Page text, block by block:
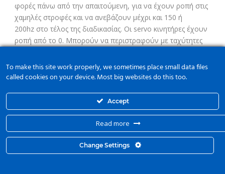
φορές πάνω από την απαιτούμενη, για να έχουν ροπή στις
χαμηλές στροφές και να ανεβάζουν μέχρι και 150 ή
200hz στο τέλος της διαδικασίας. Οι servo κινητήρες έχουν
ροπή από το 0. Μπορούν να περιστραφούν με ταχύτητες
σωστή και, τόσο στις χαμηλές όσο και στις υψηλές
στροφές, έχουμε την απαιτούμενη ροπή.
To make this site work properly, we sometimes place small data files
called cookies on your device. Most big websites do this too.
Accept
Read more
Change Settings